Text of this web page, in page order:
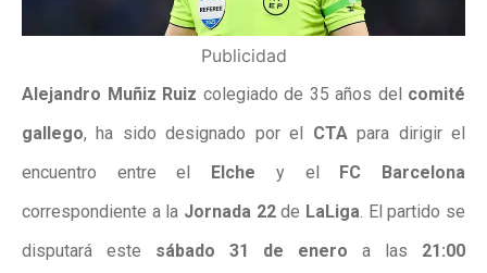
Publicidad
Alejandro Muñiz Ruiz colegiado de 35 años del comité
gallego, ha sido designado por el CTApara dirigir el
encuentro entre el Elche y el FC Barcelona
correspondiente a la Jornada 22de LaLiga . El partido se
disputará este sábado 31 de enero a las 21:00